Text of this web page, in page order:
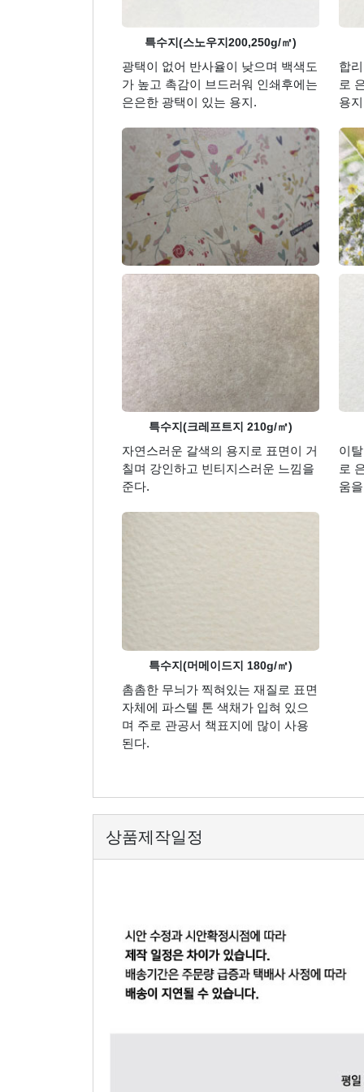
특수지(스노우지200,250g/㎡)
광택이 없어 반사율이 낮으며 백색도
가 높고 촉감이 브드러워 인쇄후에는
은은한 광택이 있는 용지.
합
로
용
특수지(크레프트지 210g/㎡)
자연스러운 갈색의 용지로 표면이 거
칠며 강인하고 빈티지스러운 느낌을
준다.
이
로
움
특수지(머메이드지 180g/㎡)
촘촘한 무늬가 찍혀있는 재질로 표면
자체에 파스텔 톤 색채가 입혀 있으
며 주로 관공서 책표지에 많이 사용
된다.
상품제작일정